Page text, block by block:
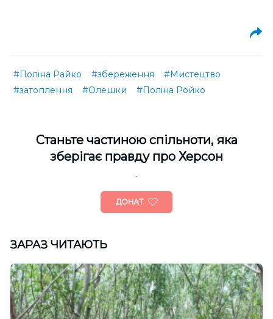
#Поліна Райко #збереження
#Мистецтво
#затоплення
#Олешки #Поліна Ройко
Cтаньте частиною спільноти, яка
зберігає правду про Херсон
ДОНАТ
ЗАРАЗ ЧИТАЮТЬ